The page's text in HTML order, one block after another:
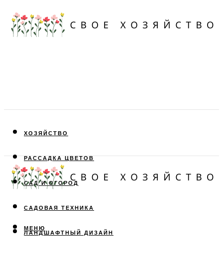
ХОЗЯЙСТВО
РАССАДКА ЦВЕТОВ
САД И ОГОРОД
САДОВАЯ ТЕХНИКА
ЛАНДШАФТНЫЙ ДИЗАЙН
МЕНЮ